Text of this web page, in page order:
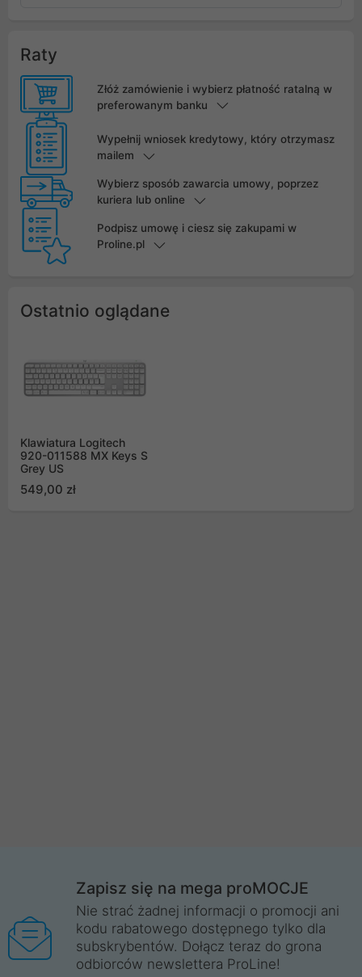
Raty
Złóż zamówienie i wybierz płatność ratalną w
preferowanym banku
Wypełnij wniosek kredytowy, który otrzymasz
mailem
Wybierz sposób zawarcia umowy, poprzez
kuriera lub online
Podpisz umowę i ciesz się zakupami w
Proline.pl
Ostatnio oglądane
Klawiatura Logitech
920-011588 MX Keys S
Grey US
549,00 zł
Zapisz się na mega proMOCJE
Nie strać żadnej informacji o promocji ani
kodu rabatowego dostępnego tylko dla
subskrybentów. Dołącz teraz do grona
odbiorców newslettera ProLine!